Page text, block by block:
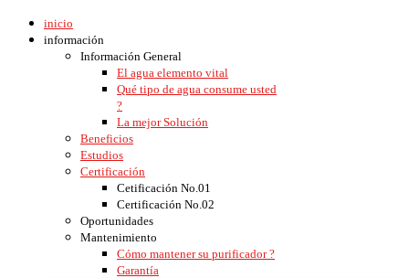
inicio
información
Información General
El agua elemento vital
Qué tipo de agua consume usted
?
La mejor Solución
Beneficios
Estudios
Certificación
Cetificación No.01
Certificación No.02
Oportunidades
Mantenimiento
Cómo mantener su purificador ?
Garantía